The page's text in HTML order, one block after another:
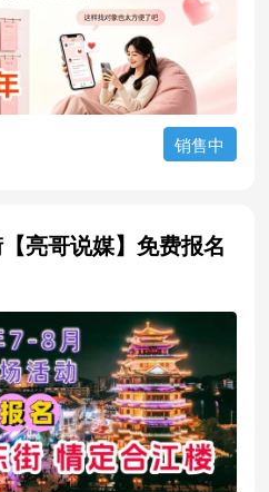
销售中
亮哥说媒】免费报名